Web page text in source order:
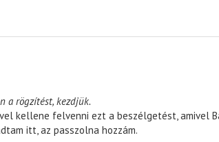
a rögzítést, kezdjük.
kellene felvenni ezt a beszélgetést, amivel
itt, az passzolna hozzám.